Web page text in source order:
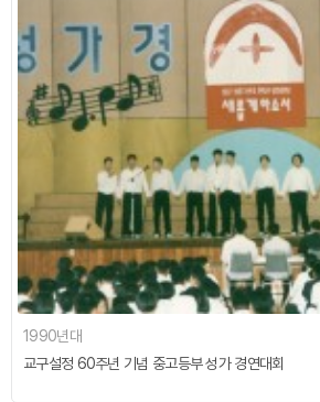
1990년대
교구설정 60주년 기념 중고등부 성가 경연대회